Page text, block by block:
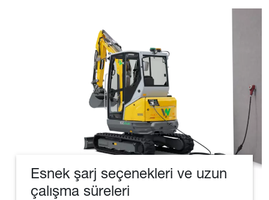
Esnek şarj seçenekleri ve uzun
çalışma süreleri